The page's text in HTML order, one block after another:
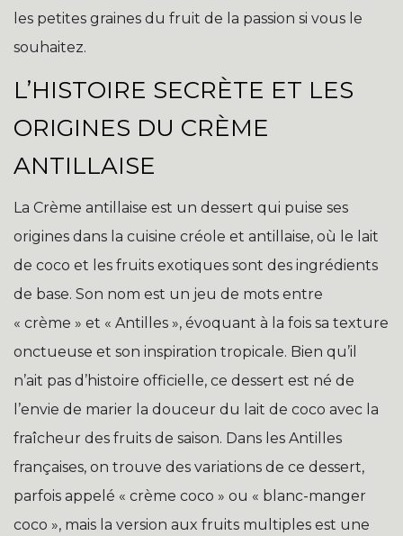
les petites graines du fruit de la passion si vous le
souhaitez.
L’HISTOIRE SECRÈTE ET LES
ORIGINES DU CRÈME
ANTILLAISE
La Crème antillaise est un dessert qui puise ses
origines dans la cuisine créole et antillaise, où le lait
de coco et les fruits exotiques sont des ingrédients
de base. Son nom est un jeu de mots entre
« crème » et « Antilles », évoquant à la fois sa texture
onctueuse et son inspiration tropicale. Bien qu’il
n’ait pas d’histoire officielle, ce dessert est né de
l’envie de marier la douceur du lait de coco avec la
fraîcheur des fruits de saison. Dans les Antilles
françaises, on trouve des variations de ce dessert,
parfois appelé « crème coco » ou « blanc-manger
coco », mais la version aux fruits multiples est une